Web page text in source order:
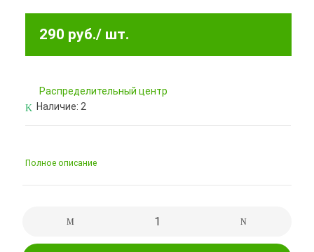
290 руб./ шт.
Pаспределительный центр
Наличие: 2
Полное описание